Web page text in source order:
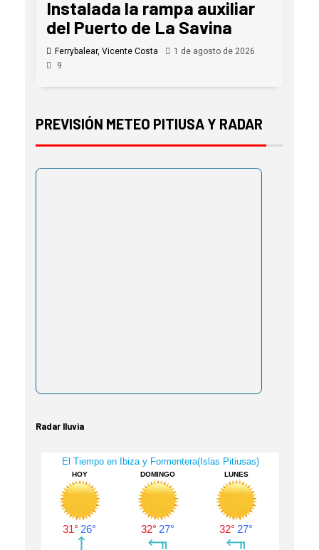
Instalada la rampa auxiliar
del Puerto de La Savina
Ferrybalear, Vicente Costa
1 de agosto de 2026
9
PREVISIÓN METEO PITIUSA Y RADAR
Radar lluvia